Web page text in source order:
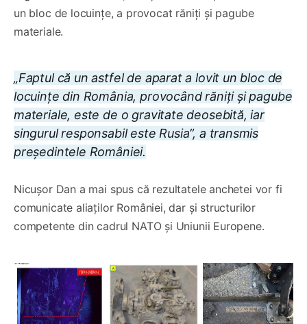
un bloc de locuințe, a provocat răniți și pagube
materiale.
„Faptul că un astfel de aparat a lovit un bloc de
locuințe din România, provocând răniți și pagube
materiale, este de o gravitate deosebită, iar
singurul responsabil este Rusia”, a transmis
președintele României.
Nicușor Dan a mai spus că rezultatele anchetei vor fi
comunicate aliaților României, dar și structurilor
competente din cadrul NATO și Uniunii Europene.